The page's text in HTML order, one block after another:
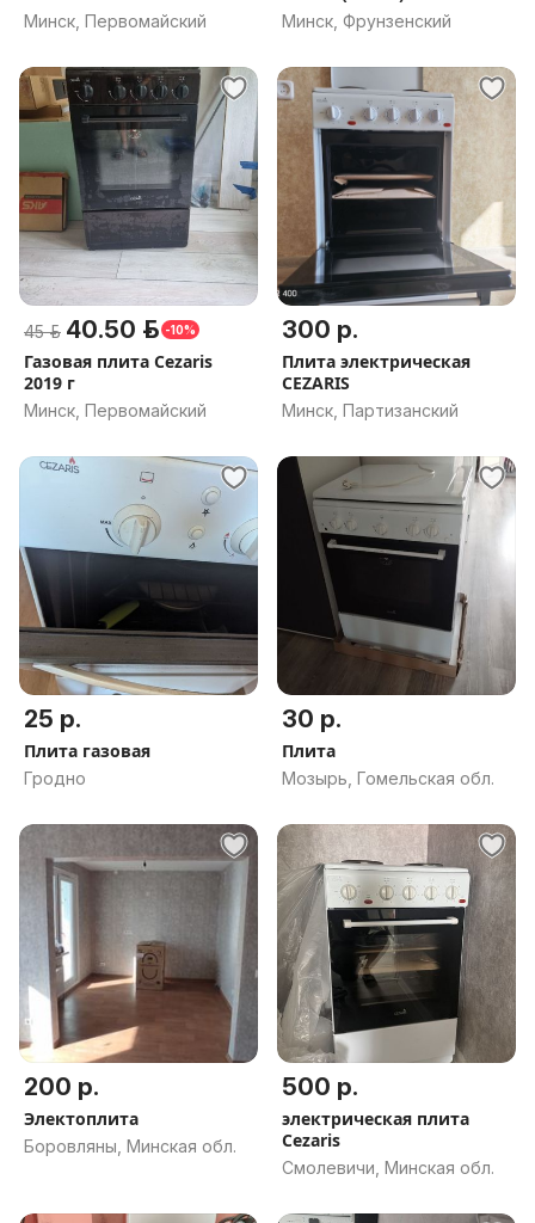
Минск, Первомайский Минск, Фрунзенский
45 р. 40.50 р. -10%
Газовая плита Cezaris
2019 г
Минск, Первомайский
300 р.
Плита электрическая
CEZARIS
Минск, Партизанский
25 р.
Плита газовая
Гродно
30 р.
Плита
Мозырь, Гомельская обл.
200 р.
Электоплита
Боровляны, Минская обл.
500 р.
электрическая плита
Cezaris
Смолевичи, Минская обл.